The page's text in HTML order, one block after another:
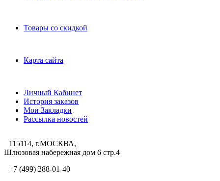
Товары со скидкой
Карта сайта
Личный Кабинет
История заказов
Мои Закладки
Рассылка новостей
115114, г.МОСКВА,
Шлюзовая набережная дом 6 стр.4
+7 (499) 288-01-40